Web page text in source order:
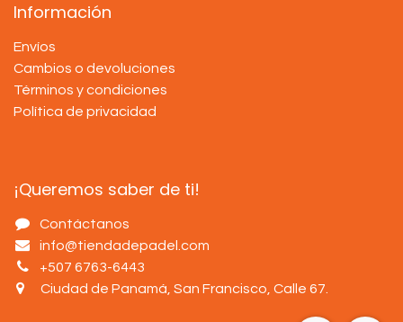
Información
Envíos
Cambios o devoluciones
Términos y condiciones
Política de privacidad
¡Queremos saber de ti!
Contáctanos
info@tiendadepadel.com
+507 6763-6443
Ciudad de Panamá, San Francisco, Calle 67.